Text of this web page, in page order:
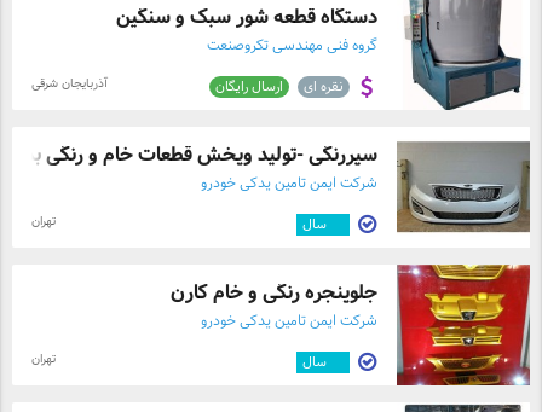
دستگاه قطعه شور سبک و سنگین
گروه فنی مهندسی تکروصنعت
نقره ای ارسال رایگان آذربایجان شرقی
سپررنگی -تولید وپخش قطعات خام و رنگی بدن
شرکت ایمن تامین یدکی خودرو
سال تهران
جلوپنجره رنگی و خام کارن
شرکت ایمن تامین یدکی خودرو
سال تهران